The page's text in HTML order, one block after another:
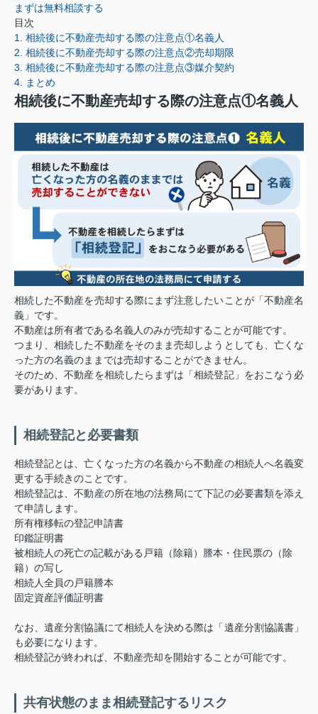
まずは無料相談する
目次
1. 相続後に不動産売却する際の注意点①名義人
2. 相続後に不動産売却する際の注意点②売却期限
3. 相続後に不動産売却する際の注意点③媒介契約
4. まとめ
相続後に不動産売却する際の注意点①名義人
相続した不動産を売却する際にまず注意したいことが「不動産名
義」です。
不動産は所有者である名義人のみが売却することが可能です。
つまり、相続した不動産をそのまま売却しようとしても、亡くな
った方の名義のままでは売却することができません。
そのため、不動産を相続したらまずは「相続登記」をおこなう必
要があります。
相続登記と必要書類
相続登記とは、亡くなった方の名義から不動産の相続人へ名義変
更する手続きのことです。
相続登記は、不動産の所在地の法務局にて下記の必要書類を添え
て申請します。
所有権移転の登記申請書
印鑑証明書
被相続人の死亡の記載がある戸籍（除籍）謄本・住民票の（除
籍）の写し
相続人全員の戸籍謄本
固定資産評価証明書
なお、遺産分割協議にて相続人を決める際は「遺産分割協議書」
も必要になります。
相続登記が終われば、不動産売却を開始することが可能です。
共有状態のまま相続登記するリスク